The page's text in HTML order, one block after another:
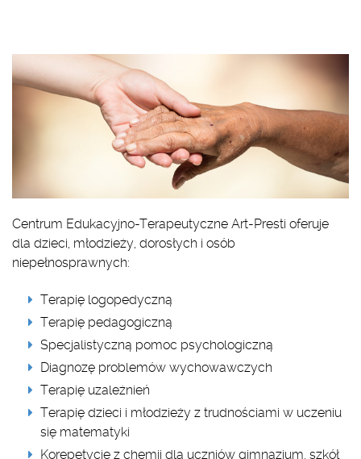
Centrum Edukacyjno-Terapeutyczne Art-Presti oferuje
dla dzieci, młodzieży, dorosłych i osób
niepełnosprawnych:
Terapię logopedyczną
Terapię pedagogiczną
Specjalistyczną pomoc psychologiczną
Diagnozę problemów wychowawczych
Terapię uzależnień
Terapię dzieci i młodzieży z trudnościami w uczeniu
się matematyki
Korepetycje z chemii dla uczniów gimnazjum, szkół